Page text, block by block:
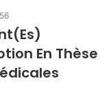
En Thèse